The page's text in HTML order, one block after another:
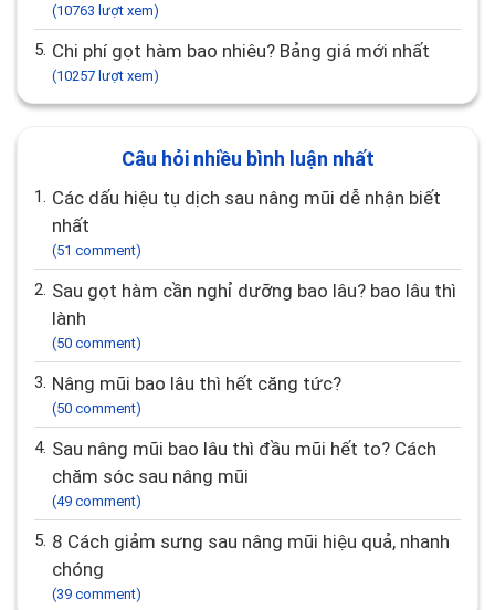
(10763 lượt xem)
5. Chi phí gọt hàm bao nhiêu? Bảng giá mới nhất
(10257 lượt xem)
Câu hỏi nhiều bình luận nhất
1. Các dấu hiệu tụ dịch sau nâng mũi dễ nhận biết
nhất
(51 comment)
2. Sau gọt hàm cần nghỉ dưỡng bao lâu? bao lâu thì
lành
(50 comment)
3. Nâng mũi bao lâu thì hết căng tức?
(50 comment)
4. Sau nâng mũi bao lâu thì đầu mũi hết to? Cách
chăm sóc sau nâng mũi
(49 comment)
5. 8 Cách giảm sưng sau nâng mũi hiệu quả, nhanh
chóng
(39 comment)